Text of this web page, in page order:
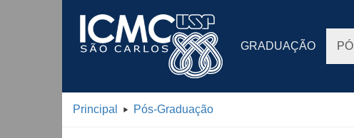
GRADUAÇÃO
Principal Pós-Graduação